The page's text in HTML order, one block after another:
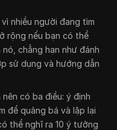
nhiều người đang tìm
rộng nếu bạn có thể
chẳng hạn như đánh
sử dụng và hướng dẫn
có ba điều: ý định
để quảng bá và lặp lại
thể nghĩ ra 10 ý tưởng